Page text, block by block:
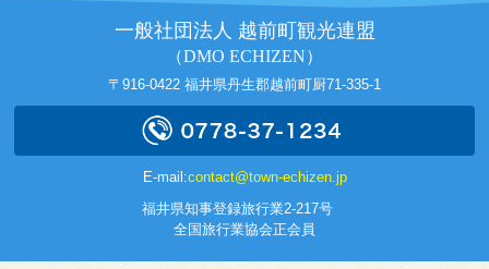
一般社団法人 越前町観光連盟
（DMO ECHIZEN）
〒916-0422 福井県丹生郡越前町厨71-335-1
E-mail:contact@town-echizen.jp
福井県知事登録旅行業2-217号
全国旅行業協会正会員